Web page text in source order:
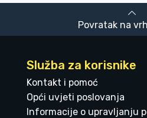
Povratak na
Služba za korisnike
Kontakt i pomoć
Opći uvjeti poslovanja
Informacije o upravljanju